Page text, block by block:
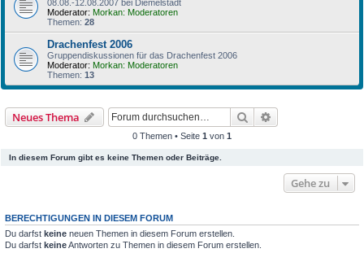
08.08.-12.08.2007 bei Diemelstadt
Moderator: Morkan: Moderatoren
Themen: 28
Drachenfest 2006
Gruppendiskussionen für das Drachenfest 2006
Moderator: Morkan: Moderatoren
Themen: 13
Neues Thema Suche
0 Themen • Seite 1 von 1
In diesem Forum gibt es keine Themen oder Beiträge.
Gehe zu
BERECHTIGUNGEN IN DIESEM FORUM
Du darfst keine neuen Themen in diesem Forum erstellen.
Du darfst keineAntworten zu Themen in diesem Forum erstellen.